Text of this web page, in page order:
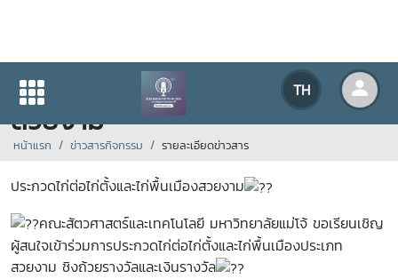
TH
ประกวดไก่ต่อไก่ตั้งและไก่พื้นเมือง
สวยงาม
หน้าแรก ข่าวสารกิจกรรม รายละเอียดข่าวสาร
ประกวดไก่ต่อไก่ตั้งและไก่พื้นเมืองสวยงาม
คณะสัตวศาสตร์และเทคโนโลยี มหาวิทยาลัยแม่โจ้ ขอเรียนเชิญ
ผู้สนใจเข้าร่วมการประกวดไก่ต่อไก่ตั้งและไก่พื้นเมืองประเภท
สวยงาม ชิงถ้วยรางวัลและเงินรางวัล